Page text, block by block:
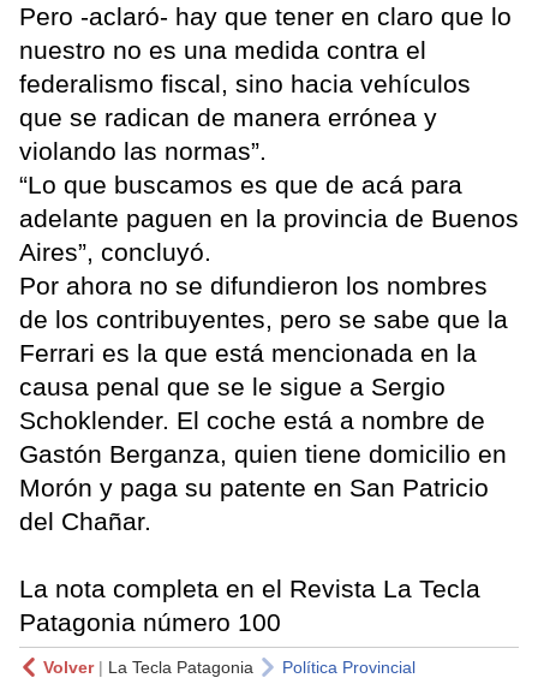
Pero -aclaró- hay que tener en claro que lo
nuestro no es una medida contra el
federalismo fiscal, sino hacia vehículos
que se radican de manera errónea y
violando las normas”.
“Lo que buscamos es que de acá para
adelante paguen en la provincia de Buenos
Aires”, concluyó.
Por ahora no se difundieron los nombres
de los contribuyentes, pero se sabe que la
Ferrari es la que está mencionada en la
causa penal que se le sigue a Sergio
Schoklender. El coche está a nombre de
Gastón Berganza, quien tiene domicilio en
Morón y paga su patente en San Patricio
del Chañar.
La nota completa en el Revista La Tecla
Patagonia número 100
Volver| La Tecla Patagonia Política Provincial